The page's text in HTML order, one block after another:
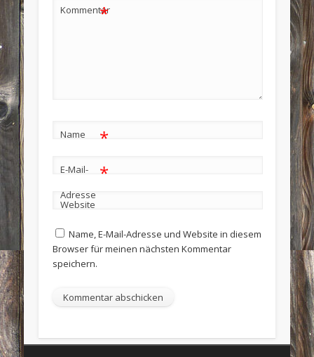
Kommentar
*
Name *
E-Mail-
Adresse
*
Website
Name, E-Mail-Adresse und Website in diesem
Browser für meinen nächsten Kommentar
speichern.